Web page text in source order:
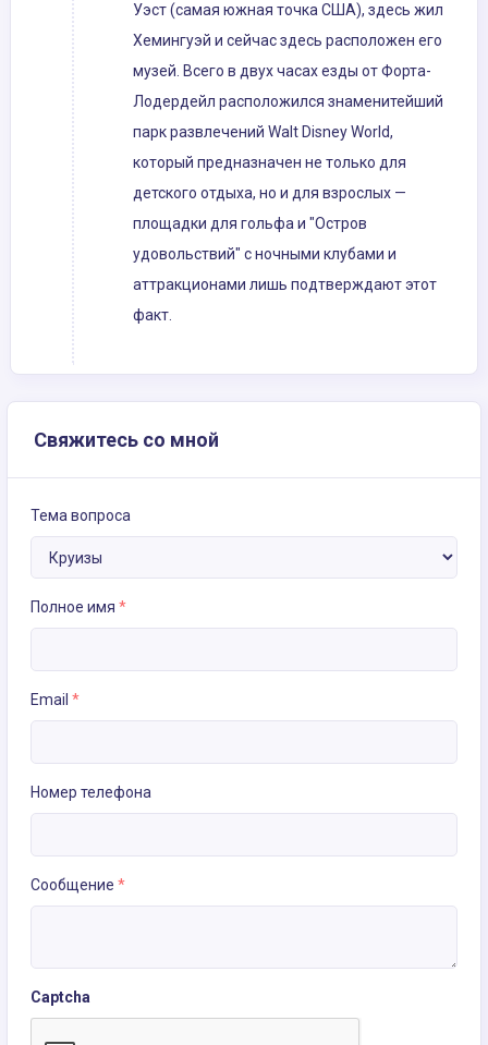
Уэст (самая южная точка США), здесь жил
Хемингуэй и сейчас здесь расположен его
музей. Всего в двух часах езды от Форта-
Лодердейл расположился знаменитейший
парк развлечений Walt Disney World,
который предназначен не только для
детского отдыха, но и для взрослых —
площадки для гольфа и "Остров
удовольствий" с ночными клубами и
аттракционами лишь подтверждают этот
факт.
Свяжитесь со мной
Тема вопроса
Полное имя *
Email *
Номер телефона
Сообщение *
Captcha